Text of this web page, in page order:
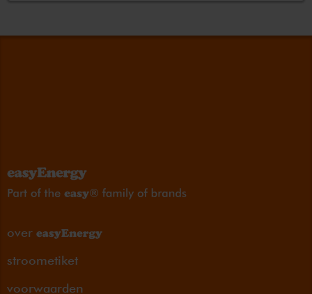
over
stroometiket
voorwaarden